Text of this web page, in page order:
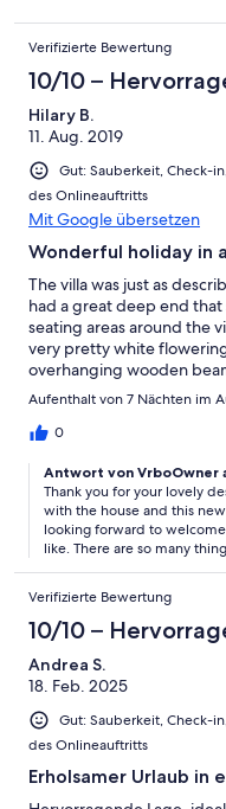
between Isla Canela and
livelier/quieter sections to
enjoyed the experience of
(over 12s only) Ayamonte
on the river estuary and
dive into the small streets
worthwhile trip into
town of Tavira after some
( park up quite early to
reached by a little railway
contrast to the local
very well and was
enjoyed our week.
Verifizierte Bewertung
10/10 –
Hilary B.
11. Aug. 2019
Gut: Sauberkeit, Check-
des Onlineauftritts
Mit Google übersetzen
Wonderful holiday in
The villa was just as
had a great deep end
seating areas around the
very pretty white
overhanging wooden
but we just had it on silent
the day we had our
room cool as there was a
owners and helpful. We
and particularly like Bar
had a good rating on Trip
walked passed it as it
Advisor were correct.
trips to Seville, Ayamonte
We barely scratched the
will be back
Aufenthalt von 7 Nächten im
0
Antwort von VrboOwner
Thank you for your lovely
with the house and this
looking forward to
like. There are so many
Verifizierte Bewertung
10/10 –
Andrea S.
18. Feb. 2025
Gut: Sauberkeit, Check-
des Onlineauftritts
Erholsamer Urlaub in